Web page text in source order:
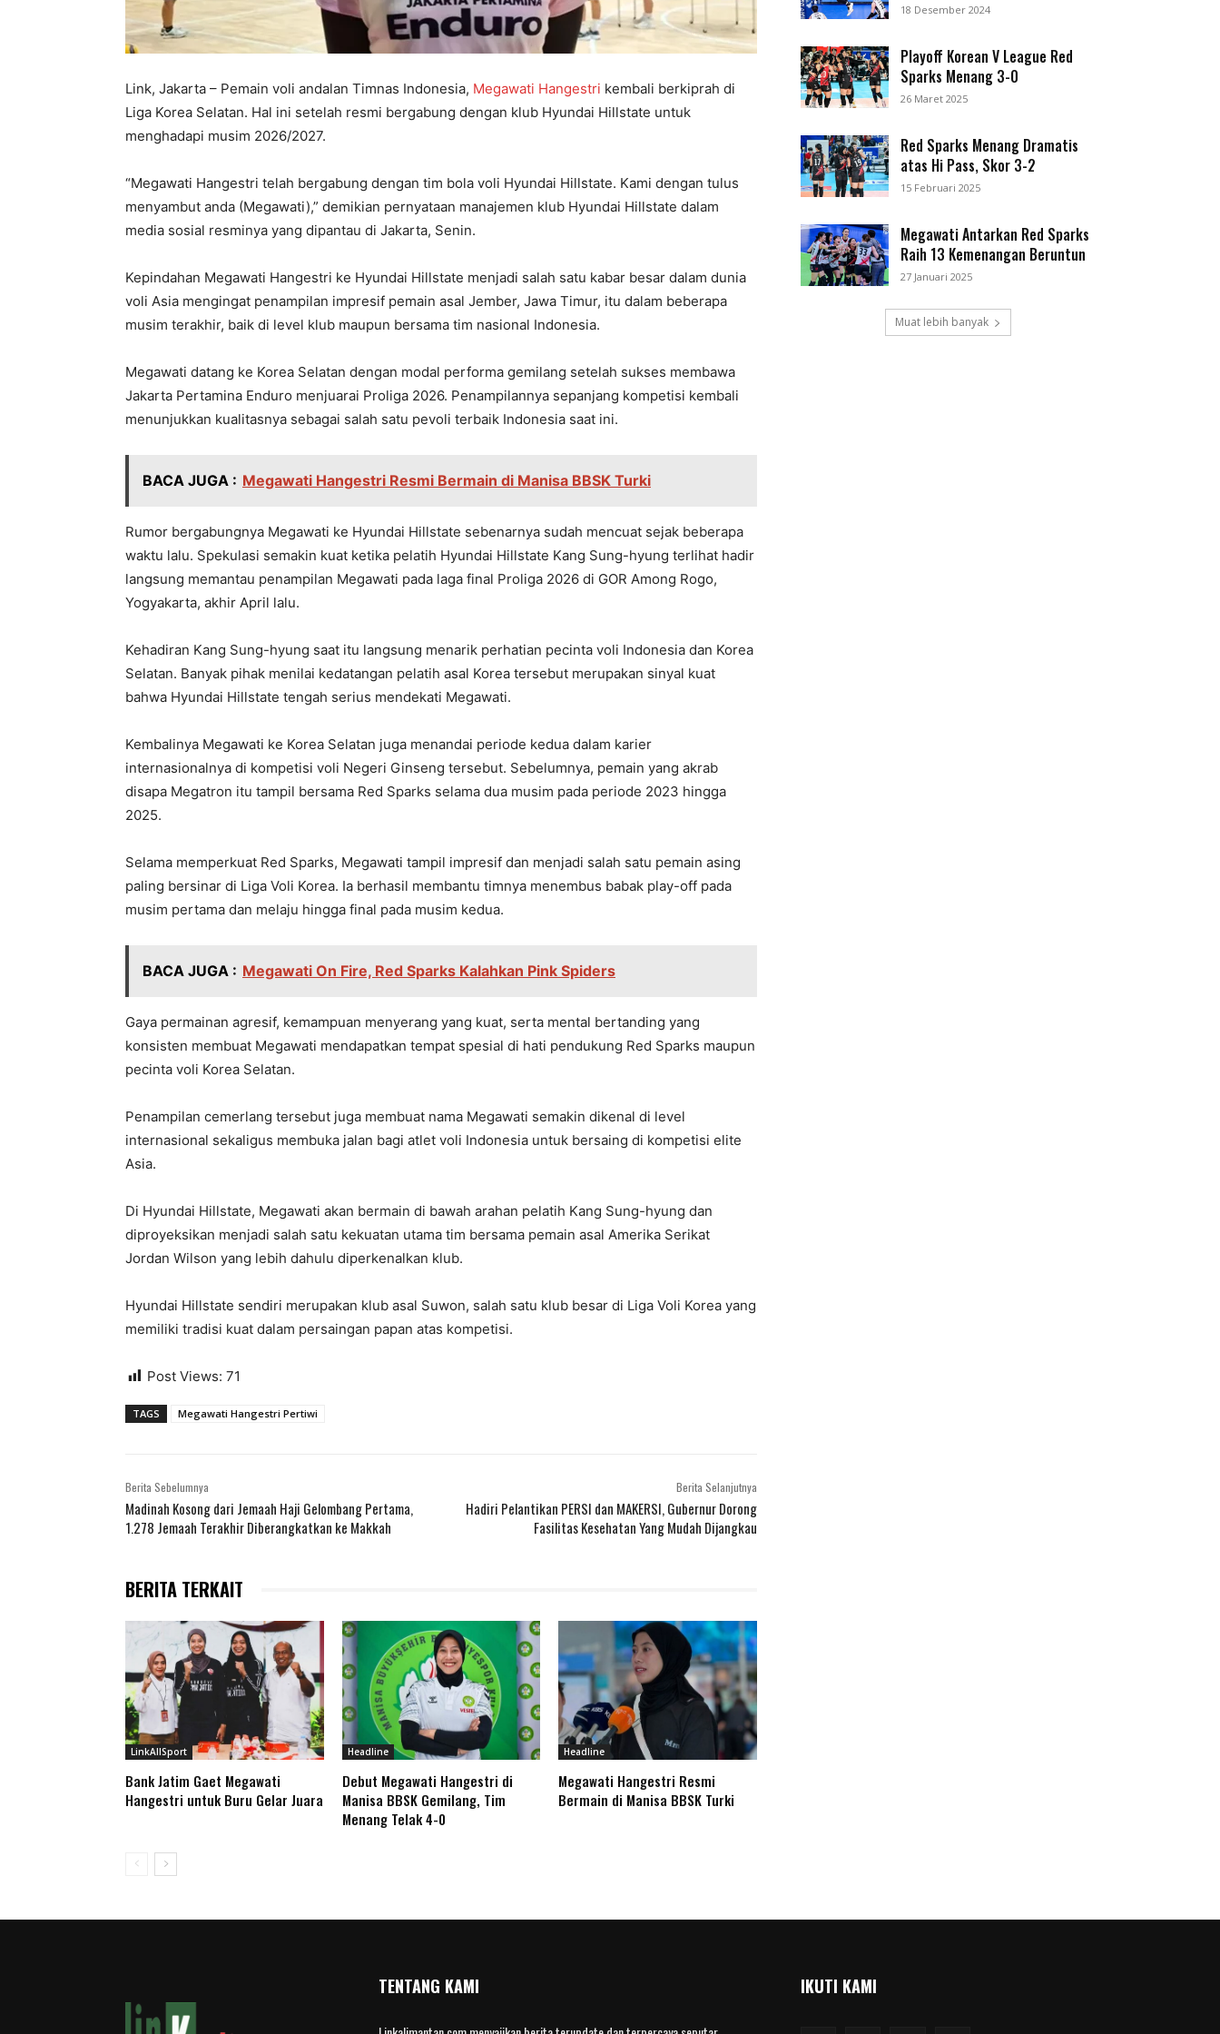
Link, Jakarta – Pemain voli andalan Timnas Indonesia, Megawati Hangestri kembali berkiprah di
Liga Korea Selatan. Hal ini setelah resmi bergabung dengan klub Hyundai Hillstate untuk
menghadapi musim 2026/2027.
“Megawati Hangestri telah bergabung dengan tim bola voli Hyundai Hillstate. Kami dengan tulus
menyambut anda (Megawati),” demikian pernyataan manajemen klub Hyundai Hillstate dalam
media sosial resminya yang dipantau di Jakarta, Senin.
Kepindahan Megawati Hangestri ke Hyundai Hillstate menjadi salah satu kabar besar dalam dunia
voli Asia mengingat penampilan impresif pemain asal Jember, Jawa Timur, itu dalam beberapa
musim terakhir, baik di level klub maupun bersama tim nasional Indonesia.
Megawati datang ke Korea Selatan dengan modal performa gemilang setelah sukses membawa
Jakarta Pertamina Enduro menjuarai Proliga 2026. Penampilannya sepanjang kompetisi kembali
menunjukkan kualitasnya sebagai salah satu pevoli terbaik Indonesia saat ini.
BACA JUGA : Megawati Hangestri Resmi Bermain di Manisa BBSK Turki
Rumor bergabungnya Megawati ke Hyundai Hillstate sebenarnya sudah mencuat sejak beberapa
waktu lalu. Spekulasi semakin kuat ketika pelatih Hyundai Hillstate Kang Sung-hyung terlihat hadir
langsung memantau penampilan Megawati pada laga final Proliga 2026 di GOR Among Rogo,
Yogyakarta, akhir April lalu.
Kehadiran Kang Sung-hyung saat itu langsung menarik perhatian pecinta voli Indonesia dan Korea
Selatan. Banyak pihak menilai kedatangan pelatih asal Korea tersebut merupakan sinyal kuat
bahwa Hyundai Hillstate tengah serius mendekati Megawati.
Kembalinya Megawati ke Korea Selatan juga menandai periode kedua dalam karier
internasionalnya di kompetisi voli Negeri Ginseng tersebut. Sebelumnya, pemain yang akrab
disapa Megatron itu tampil bersama Red Sparks selama dua musim pada periode 2023 hingga
2025.
Selama memperkuat Red Sparks, Megawati tampil impresif dan menjadi salah satu pemain asing
paling bersinar di Liga Voli Korea. Ia berhasil membantu timnya menembus babak play-off pada
musim pertama dan melaju hingga final pada musim kedua.
BACA JUGA : Megawati On Fire, Red Sparks Kalahkan Pink Spiders
Gaya permainan agresif, kemampuan menyerang yang kuat, serta mental bertanding yang
konsisten membuat Megawati mendapatkan tempat spesial di hati pendukung Red Sparks maupun
pecinta voli Korea Selatan.
Penampilan cemerlang tersebut juga membuat nama Megawati semakin dikenal di level
internasional sekaligus membuka jalan bagi atlet voli Indonesia untuk bersaing di kompetisi elite
Asia.
Di Hyundai Hillstate, Megawati akan bermain di bawah arahan pelatih Kang Sung-hyung dan
diproyeksikan menjadi salah satu kekuatan utama tim bersama pemain asal Amerika Serikat
Jordan Wilson yang lebih dahulu diperkenalkan klub.
Hyundai Hillstate sendiri merupakan klub asal Suwon, salah satu klub besar di Liga Voli Korea yang
memiliki tradisi kuat dalam persaingan papan atas kompetisi.
Post Views: 71
TAGS Megawati Hangestri Pertiwi
Berita Sebelumnya
Madinah Kosong dari Jemaah Haji Gelombang Pertama,
1.278 Jemaah Terakhir Diberangkatkan ke Makkah
Berita Selanjutnya
Hadiri Pelantikan PERSI dan MAKERSI, Gubernur Dorong
Fasilitas Kesehatan Yang Mudah Dijangkau
BERITA TERKAIT
LinkAllSport
Bank Jatim Gaet Megawati
Hangestri untuk Buru Gelar Juara
Headline
Debut Megawati Hangestri di
Manisa BBSK Gemilang, Tim
Menang Telak 4-0
Headline
Megawati Hangestri Resmi
Bermain di Manisa BBSK Turki
18 Desember 2024
Playoff Korean V League Red
Sparks Menang 3-0
26 Maret 2025
Red Sparks Menang Dramatis
atas Hi Pass, Skor 3-2
15 Februari 2025
Megawati Antarkan Red Sparks
Raih 13 Kemenangan Beruntun
27 Januari 2025
Muat lebih banyak
TENTANG KAMI IKUTI KAMI